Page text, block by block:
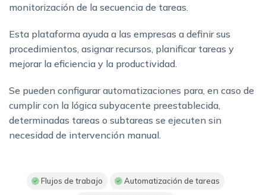
monitorización de la secuencia de tareas.
Esta plataforma ayuda a las empresas a definir sus
procedimientos, asignar recursos, planificar tareas y
mejorar la eficiencia y la productividad.
Se pueden configurar automatizaciones para, en caso de
cumplir con la lógica subyacente preestablecida,
determinadas tareas o subtareas se ejecuten sin
necesidad de intervención manual.
Flujos de trabajo Automatización de tareas